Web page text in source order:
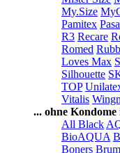
My.Size
Pamitex
R3 Recare
Romed
Loves Max
Silhouette
TOP
Vitalis
... ohne
All Black
BioAQUA
Boners